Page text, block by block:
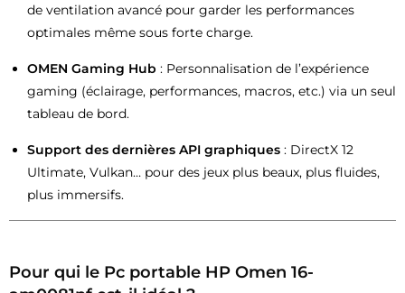
de ventilation avancé pour garder les performances
optimales même sous forte charge.
OMEN Gaming Hub : Personnalisation de l’expérience
gaming (éclairage, performances, macros, etc.) via un seul
tableau de bord.
Support des dernières API graphiques : DirectX 12
Ultimate, Vulkan… pour des jeux plus beaux, plus fluides,
plus immersifs.
Pour qui le Pc portable HP Omen 16-